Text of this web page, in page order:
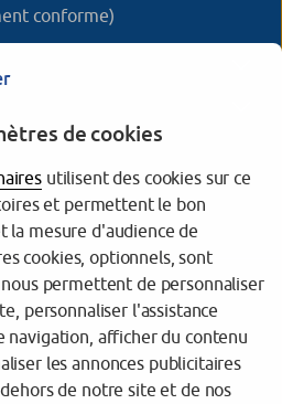
conforme)
de cookies
utilisent des cookies sur ce
et permettent le bon
mesure d'audience de
cookies, optionnels, sont
permettent de personnaliser
personnaliser l'assistance
navigation, afficher du contenu
les annonces publicitaires
de notre site et de nos